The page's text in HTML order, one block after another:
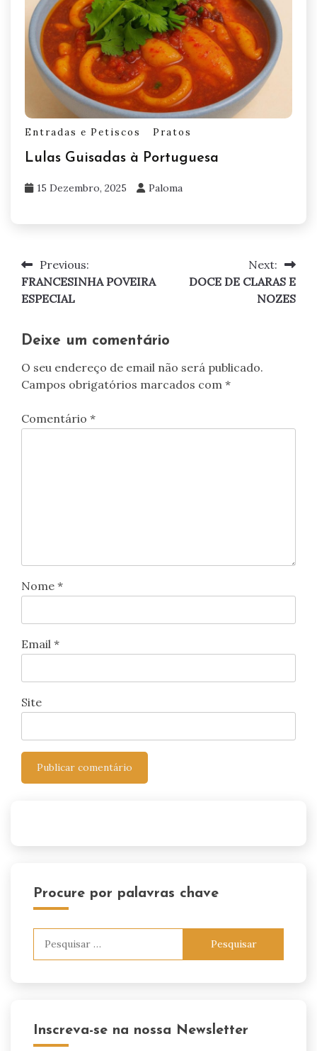
Entradas e Petiscos Pratos
Lulas Guisadas à Portuguesa
15 Dezembro, 2025 Paloma
Navegação
de
Previous:
FRANCESINHA POVEIRA
ESPECIAL
Next:
DOCE DE CLARAS E
NOZES
Deixe um comentário
O seu endereço de email não será publicado.
Campos obrigatórios marcados com *
Comentário *
Nome *
Email *
Site
Procure por palavras chave
Inscreva-se na nossa Newsletter